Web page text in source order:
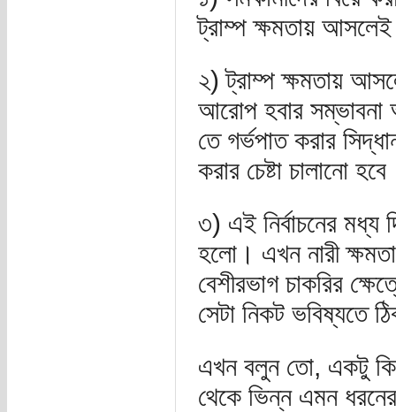
ট্রাম্প ক্ষমতায়
২) ট্রাম্প ক্ষমতায়
আরোপ হবার
তে গর্ভপাত করার
করার চেষ্টা চালানো
৩) এই নির্বাচনের মধ্য
হলো। এখন নারী
বেশীরভাগ চাকরির
সেটা নিকট ভবিষ্যতে
এখন বলুন তো, একটু
থেকে ভিন্ন এমন